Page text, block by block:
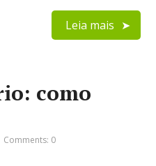
Leia mais
como
Comments: 0